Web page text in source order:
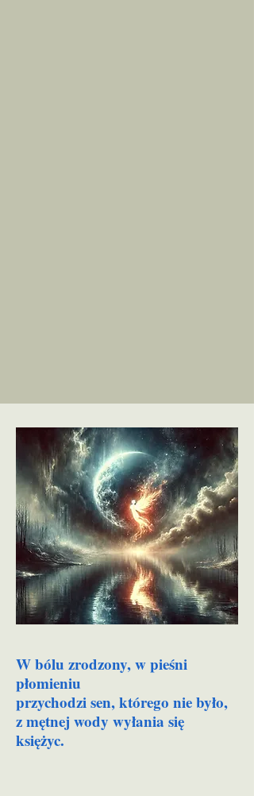
W bólu zrodzony, w pieśni
płomieniu
przychodzi sen, którego nie było,
z mętnej wody wyłania się
księżyc.